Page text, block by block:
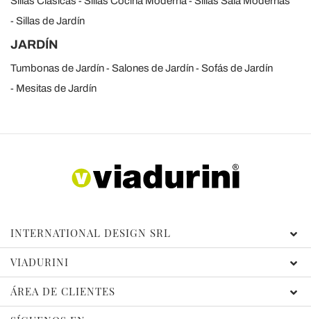
Sillas de Jardín
JARDÍN
Tumbonas de Jardín Salones de Jardín
Sofás de Jardín
Mesitas de Jardín
INTERNATIONAL DESIGN SRL
VIADURINI
ÁREA DE CLIENTES